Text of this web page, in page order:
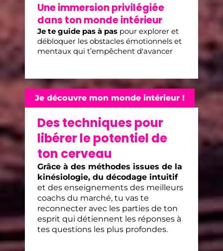
Une immersion privilégiée
dans ton monde intérieur
Je te guide pas à pas pour explorer et
débloquer les obstacles émotionnels et
mentaux qui t’empêchent d'avancer
Je découvre mon monde intérieur !
Des techniques pour
libérer le potentiel de
ton cerveau
Grâce à des méthodes issues de la
kinésiologie, du décodage intuitif
et des enseignements des meilleurs
coachs du marché, tu vas te
reconnecter avec les parties de ton
esprit qui détiennent les réponses à
tes questions les plus profondes.